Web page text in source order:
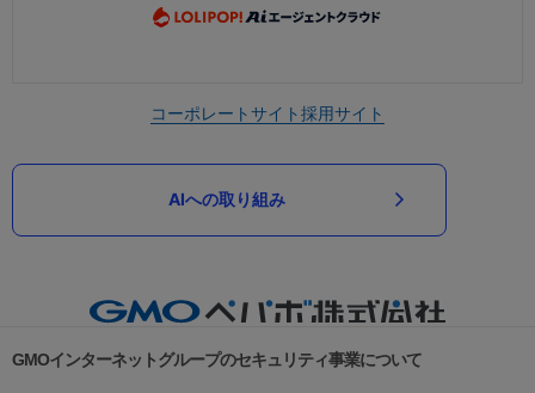
コーポレートサイト採用サイト
AIへの取り組み
GMOインターネットグループのセキュリティ事業について